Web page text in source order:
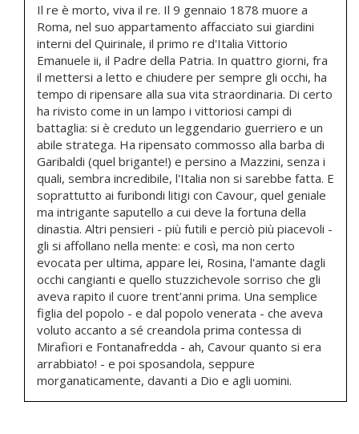
Il re è morto, viva il re. Il 9 gennaio 1878 muore a
Roma, nel suo appartamento affacciato sui giardini
interni del Quirinale, il primo re d'Italia Vittorio
Emanuele ii, il Padre della Patria. In quattro giorni, fra
il mettersi a letto e chiudere per sempre gli occhi, ha
tempo di ripensare alla sua vita straordinaria. Di certo
ha rivisto come in un lampo i vittoriosi campi di
battaglia: si è creduto un leggendario guerriero e un
abile stratega. Ha ripensato commosso alla barba di
Garibaldi (quel brigante!) e persino a Mazzini, senza i
quali, sembra incredibile, l'Italia non si sarebbe fatta. E
soprattutto ai furibondi litigi con Cavour, quel geniale
ma intrigante saputello a cui deve la fortuna della
dinastia. Altri pensieri - più futili e perciò più piacevoli -
gli si affollano nella mente: e così, ma non certo
evocata per ultima, appare lei, Rosina, l'amante dagli
occhi cangianti e quello stuzzichevole sorriso che gli
aveva rapito il cuore trent'anni prima. Una semplice
figlia del popolo - e dal popolo venerata - che aveva
voluto accanto a sé creandola prima contessa di
Mirafiori e Fontanafredda - ah, Cavour quanto si era
arrabbiato! - e poi sposandola, seppure
morganaticamente, davanti a Dio e agli uomini.